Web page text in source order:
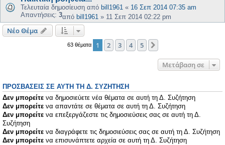
Τελευταία δημοσίευση από bill1961 « 16 Σεπ 2014 07:35 am
Απαντήσεις: 3από bill1961 » 11 Σεπ 2014 02:22 pm
Νέο Θέμα
63 θέματα 1 2 3 4 5
Μετάβαση σε
ΠΡΟΣΒΆΣΕΙΣ ΣΕ ΑΥΤΉ ΤΗ Δ. ΣΥΖΉΤΗΣΗ
Δεν μπορείτε να δημοσιεύετε νέα θέματα σε αυτή τη Δ. Συζήτηση
Δεν μπορείτε να απαντάτε σε θέματα σε αυτή τη Δ. Συζήτηση
Δεν μπορείτε να επεξεργάζεστε τις δημοσιεύσεις σας σε αυτή τη Δ.
Συζήτηση
Δεν μπορείτε να διαγράφετε τις δημοσιεύσεις σας σε αυτή τη Δ. Συζήτηση
Δεν μπορείτε να επισυνάπτετε αρχεία σε αυτή τη Δ. Συζήτηση